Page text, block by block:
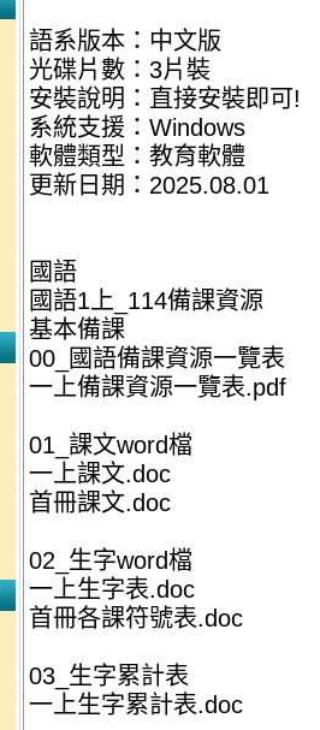
語系版本：中文版
光碟片數：3片裝
安裝說明：直接安裝即可!
系統支援：Windows
軟體類型：教育軟體
更新日期：2025.08.01
國語
國語1上_114備課資源
基本備課
00_國語備課資源一覽表
一上備課資源一覽表.pdf
01_課文word檔
一上課文.doc
首冊課文.doc
02_生字word檔
一上生字表.doc
首冊各課符號表.doc
03_生字累計表
一上生字累計表.doc